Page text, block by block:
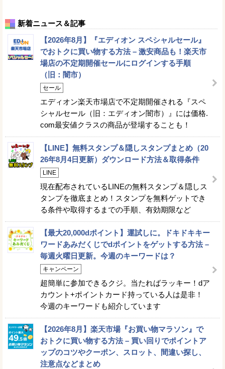
新着ニュース＆記事
【2026年8月】『エディオン スペシャルセール』
でおトクに買い物する方法 – 激安商品も！楽天市
場店の不定期開催セールにログインする手順
（旧：闇市）
セール
エディオン楽天市場店で不定期開催される『スペ
シャルセール（旧：エディオン闇市）』には価格.
com最安値クラスの商品が登場することも！
【LINE】無料スタンプ＆隠しスタンプまとめ（20
26年8月4日更新）ダウンロード方法＆取得条件
LINE
現在配布されているLINEの無料スタンプ＆隠しス
タンプを徹底まとめ！スタンプを無料ゲットでき
る条件や取得するまでの手順、有効期限など
【最大20,000dポイント】運試しに。ドキドキキー
ワードあみだくじでdポイントをゲットする方法 –
毎週火曜日更新。今週のキーワードは？
キャンペーン
超簡単に参加できるクジ。当たればラッキー！dア
カウント+ポイントカード持っている人は是非！
今週のキーワードも紹介しています
【2026年8月】楽天市場『お買い物マラソン』で
おトクに買い物する方法 – 買い回りでポイントア
ップのコツやクーポン、スロット、間違い探し、
注意点などまとめ